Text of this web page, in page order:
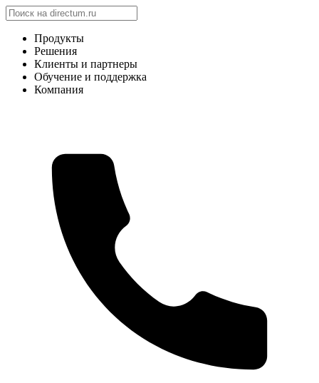
Продукты
Решения
Клиенты и партнеры
Обучение и поддержка
Компания